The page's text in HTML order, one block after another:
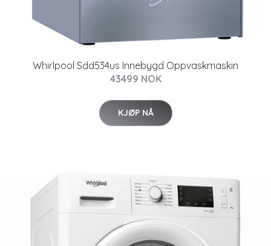
Whirlpool Sdd534us Innebygd Oppvaskmaskin
43499 NOK
KJØP NÅ